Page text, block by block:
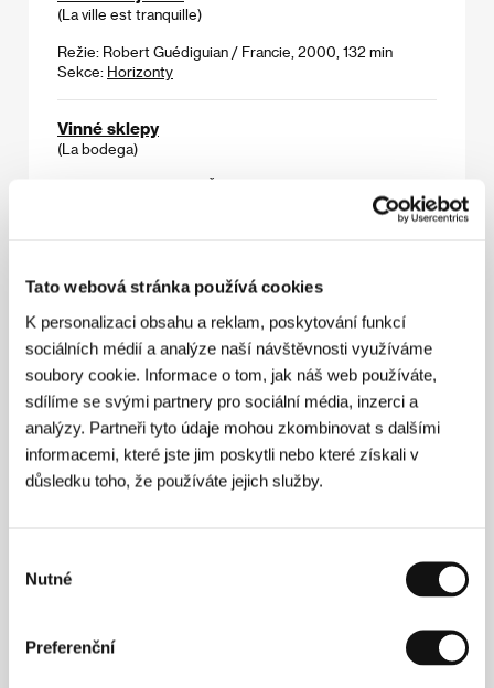
Tato webová stránka používá cookies
K personalizaci obsahu a reklam, poskytování funkcí
sociálních médií a analýze naší návštěvnosti využíváme
soubory cookie. Informace o tom, jak náš web používáte,
sdílíme se svými partnery pro sociální média, inzerci a
analýzy. Partneři tyto údaje mohou zkombinovat s dalšími
informacemi, které jste jim poskytli nebo které získali v
důsledku toho, že používáte jejich služby.
souhlasu
Nutné
Preferenční
(La ville est tranquille)
Režie: Robert Guédiguian / Francie, 2000, 132 min
Sekce: Horizonty
Vinné sklepy
(La bodega)
Režie: Benito Perojo / Španělsko, 1929, 87 min
(Virgil Bliss)
Režie: Joe Maggio / USA, 2000, 100 min
Sekce:
Fórum nezávislých
Vnitřní jistota
(Die innere Sicherheit)
Režie: Christian Petzold / Německo, 2000, 108 min
Sekce:Fórum nezávislých
Režie: Bigas Luna / Francie, Španělsko, 1999, 90 min